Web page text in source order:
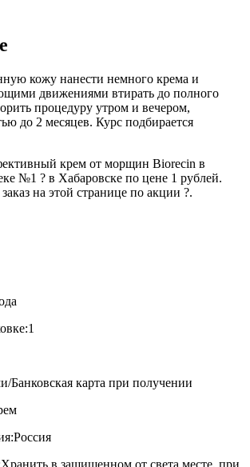
кожу нанести немного крема и
движениями втирать до полного
процедуру утром и вечером,
до 2 месяцев. Курс подбирается
крем от морщин Biorecin в
№1 ? в Хабаровске по цене 1 рублей.
на этой странице по акции ?.
1
Банковская карта при получении
Россия